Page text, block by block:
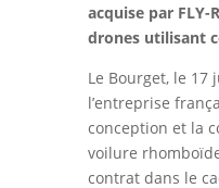
acquise par FLY-
drones utilisant
Le Bourget, le 17
l’entreprise
conception et la
voilure
contrat dans le